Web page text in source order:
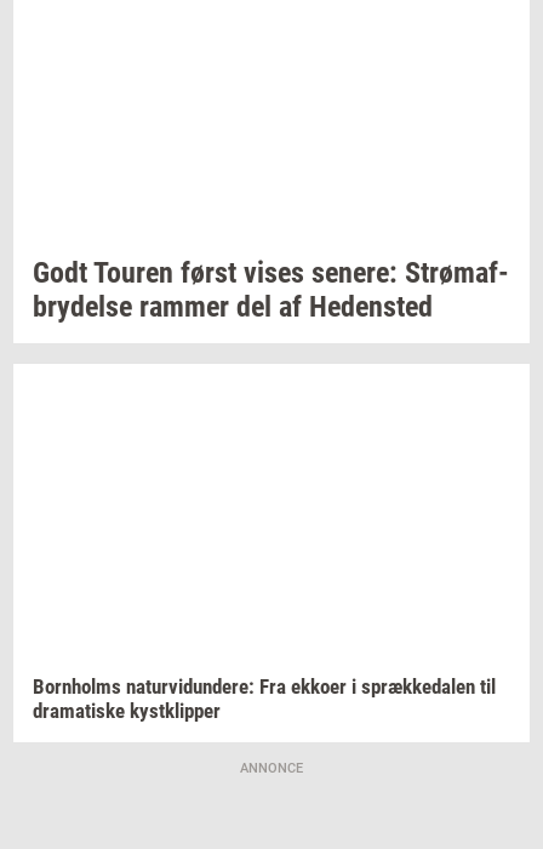
GodtTou­ren først vises se­ne­re: Strø­maf­
bry­del­se ram­mer del af He­den­sted
Born­holms na­tur­vi­dun­de­re: Fra ek­ko­er i spræk­ke­da­len til
dra­ma­ti­ske kyst­klip­per
ANNONCE